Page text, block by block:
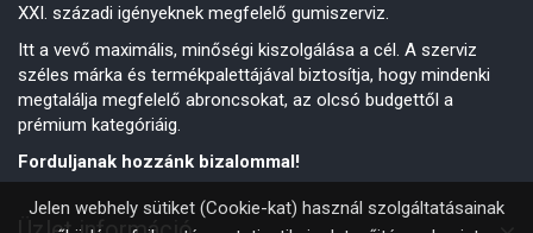
XXI. századi igényeknek megfelelő gumiszerviz.
Itt a vevő maximális, minőségi kiszolgálása a cél. A szerviz
széles márka és termékpalettájával biztosítja, hogy mindenki
megtalálja megfelelő abroncsokat, az olcsó budgettől a
prémium kategóriáig.
Forduljanak hozzánk bizalommal!
Jelen webhely sütiket (Cookie-kat) használ szolgáltatásainak